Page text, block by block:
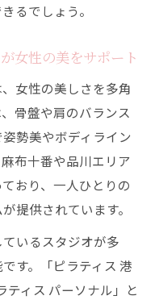
シンピラティス
ピラティスのメリ
で理想の身体に近
におすすめ
と柔軟性を両立
かさを手に入れる
るでしょう。
女性の美をサポート
女性の美しさを多角
骨盤や肩のバランス
勢美やボディライン
布十番や品川エリア
おり、一人ひとりの
提供されています。
いるスタジオが多
す。「ピラティス 港
ティス パーソナル」と